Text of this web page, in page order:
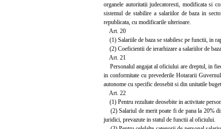
organele autoritatii judecatoresti, modificata si
sistemul de stabilire a salariilor de baza in
republicata, cu modificarile ulterioare.
Art. 20
(1) Salariile de baza se stabilesc pe functii, in
(2) Coeficientii de ierarhizare a salariilor de
Art. 21
Personalul angajat al oficiului are dreptul, in
in conformitate cu prevederile Hotararii
autonome cu specific deosebit si din unitatile
Art. 22
(1) Pentru rezultate deosebite in activitate
(2) Salariul de merit poate fi de pana la 20%
juridici, prevazute in statul de functii al oficiului.